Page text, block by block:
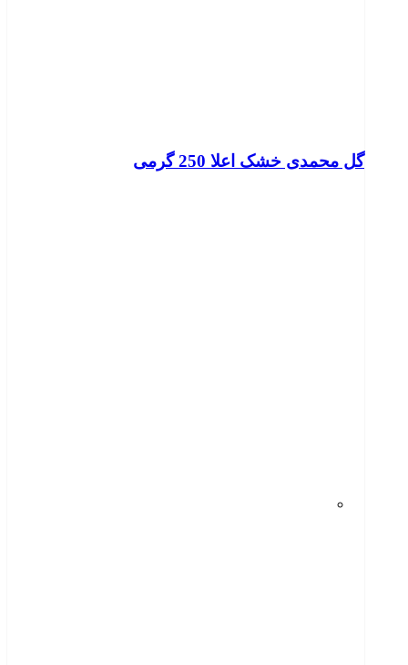
گل محمدی خشک اعلا 250 گرمی